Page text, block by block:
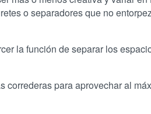
o separadores que no
la función de separar los
para aprovechar al